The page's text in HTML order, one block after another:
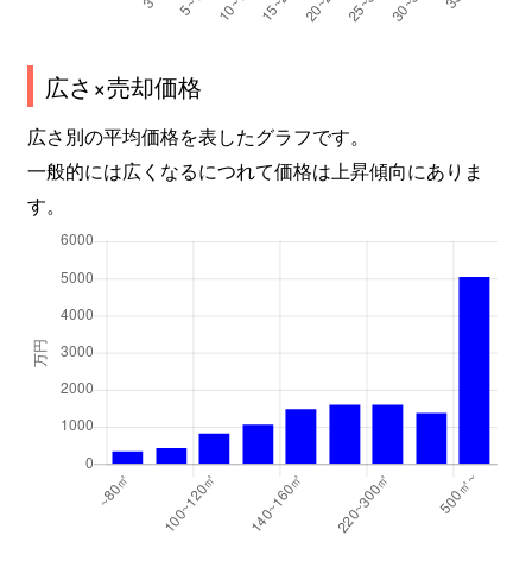
広さ×売却価格
広さ別の平均価格を表したグラフです。
一般的には広くなるにつれて価格は上昇傾向にありま
す。